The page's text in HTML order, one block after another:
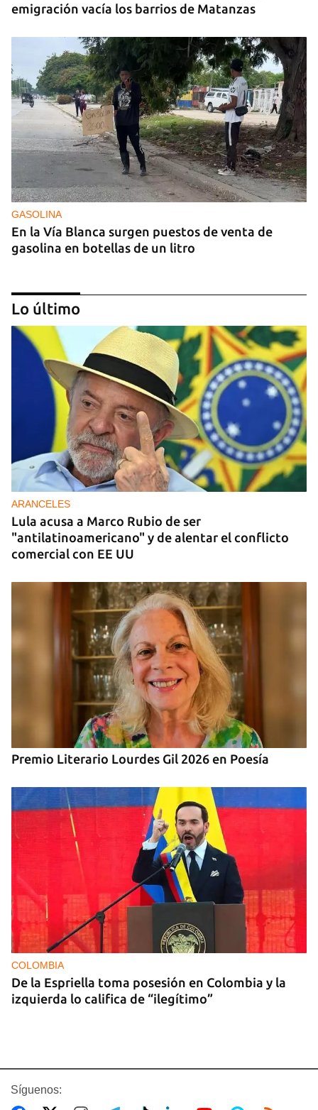
emigración vacía los barrios de Matanzas
GASOLINA
En la Vía Blanca surgen puestos de venta de
gasolina en botellas de un litro
DONACIONES
China entrega otros 5.000 sistemas fotovoltaicos
para zonas rurales de Cuba
Lo último
ARANCELES
Lula acusa a Marco Rubio de ser
"antilatinoamericano" y de alentar el conflicto
comercial con EE UU
Premio Literario Lourdes Gil 2026 en Poesía
COLOMBIA
De la Espriella toma posesión en Colombia y la
izquierda lo califica de “ilegítimo”
Síguenos: